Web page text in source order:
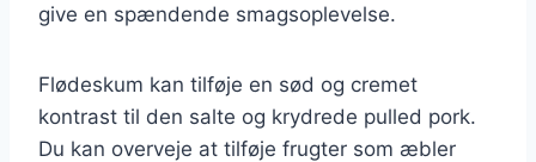
give en spændende smagsoplevelse.
Flødeskum kan tilføje en sød og cremet
kontrast til den salte og krydrede pulled pork.
Du kan overveje at tilføje frugter som æbler